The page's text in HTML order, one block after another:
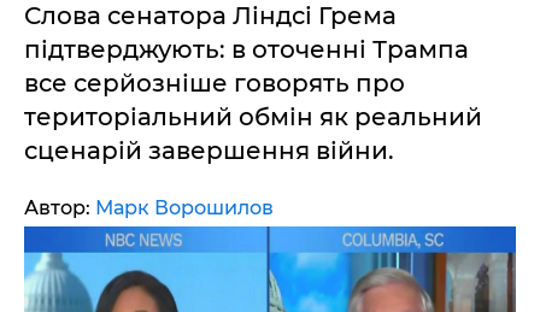
Слова сенатора Ліндсі Грема
підтверджують: в оточенні Трампа
все серйозніше говорять про
територіальний обмін як реальний
сценарій завершення війни.
Автор: Марк Ворошилов